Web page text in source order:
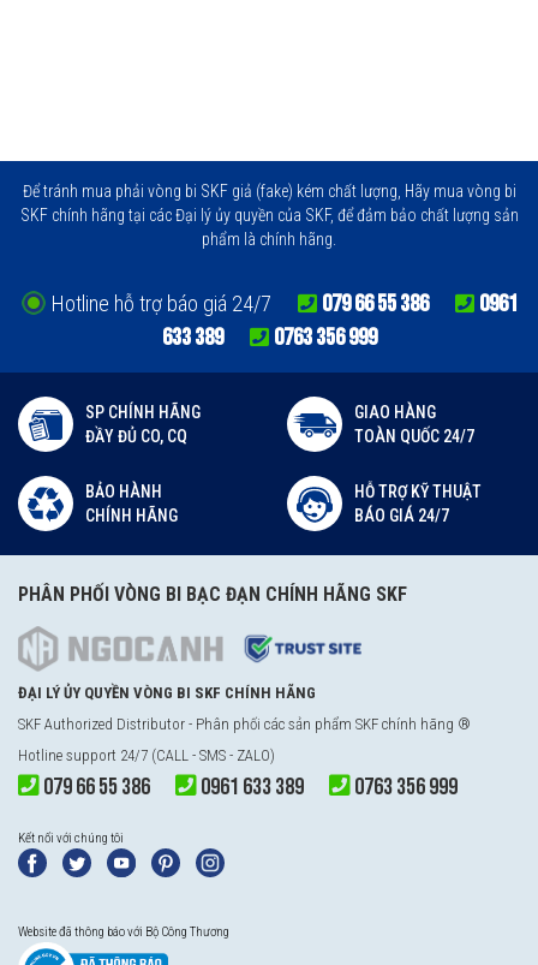
Để tránh mua phải vòng bi SKF giả (fake) kém chất lượng, Hãy mua vòng bi
SKF chính hãng tại các Đại lý ủy quyền của SKF, để đảm bảo chất lượng sản
phẩm là chính hãng.
Hotline hỗ trợ báo giá 24/7 079 66 55 386
0961
633 389
0763 356 999
SP CHÍNH HÃNG
ĐẦY ĐỦ CO, CQ
GIAO HÀNG
TOÀN QUỐC 24/7
BẢO HÀNH
CHÍNH HÃNG
HỖ TRỢ KỸ THUẬT
BÁO GIÁ 24/7
PHÂN PHỐI VÒNG BI BẠC ĐẠN CHÍNH HÃNG SKF
ĐẠI LÝ ỦY QUYỀN VÒNG BI SKF CHÍNH HÃNG
SKF Authorized Distributor - Phân phối các sản phẩm SKF chính hãng ®
Hotline support 24/7 (CALL - SMS - ZALO)
079 66 55 386 0961 633 389 0763 356 999
Kết nối với chúng tôi
Website đã thông báo với Bộ Công Thương